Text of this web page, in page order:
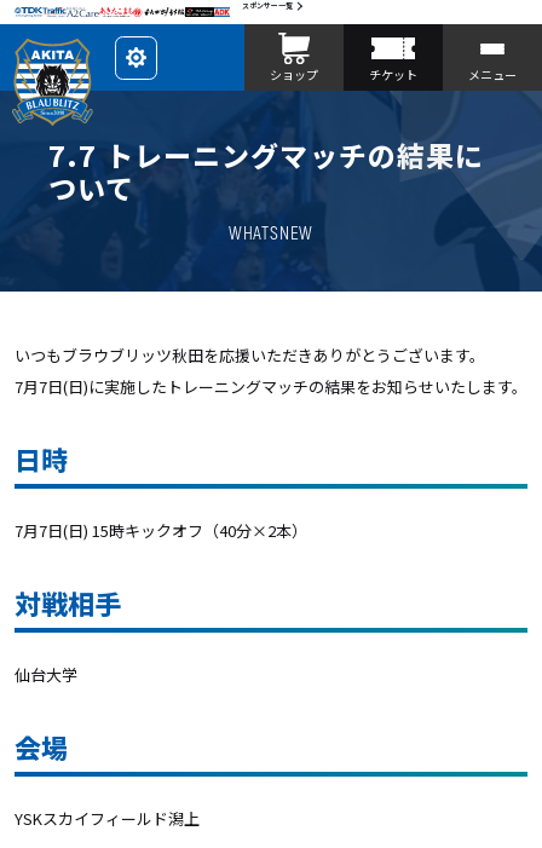
スポンサー一覧
レ
イ
ア
カ
ショップ チケット メニュー
7.7 トレーニングマッチの結果に
ついて
WHATSNEW
いつもブラウブリッツ秋田を応援いただきありがとうございます。
7月7日(日)に実施したトレーニングマッチの結果をお知らせいたします。
日時
7月7日(日) 15時キックオフ（40分×2本）
対戦相手
仙台大学
会場
YSKスカイフィールド潟上